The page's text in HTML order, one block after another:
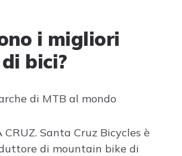
i migliori
bici?
di MTB al mondo
CRUZ. Santa Cruz Bicycles è
di mountain bike di